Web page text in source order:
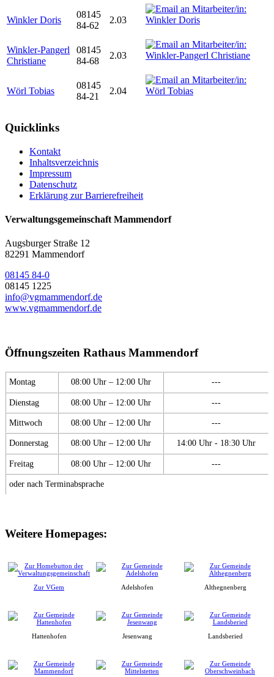
Winkler Doris
08145
84-62
2.03
Winkler-Pangerl
Christiane
08145
84-68
2.03
Wörl Tobias
08145
84-21
2.04
Quicklinks
Kontakt
Inhaltsverzeichnis
Impressum
Datenschutz
Erklärung zur Barrierefreiheit
Verwaltungsgemeinschaft Mammendorf
Augsburger Straße 12
82291 Mammendorf
08145 84-0
08145 1225
info@vgmammendorf.de
www.vgmammendorf.de
Öffnungszeiten Rathaus Mammendorf
Montag 08:00 Uhr – 12:00 Uhr ---
Dienstag 08:00 Uhr – 12:00 Uhr ---
Mittwoch 08:00 Uhr – 12:00 Uhr ---
Donnerstag 08:00 Uhr – 12:00 Uhr 14:00 Uhr - 18:30 Uhr
Freitag 08:00 Uhr – 12:00 Uhr ---
oder nach Terminabsprache
Weitere Homepages:
Zur VGem Adelshofen Althegnenberg
Hattenhofen Jesenwang Landsberied